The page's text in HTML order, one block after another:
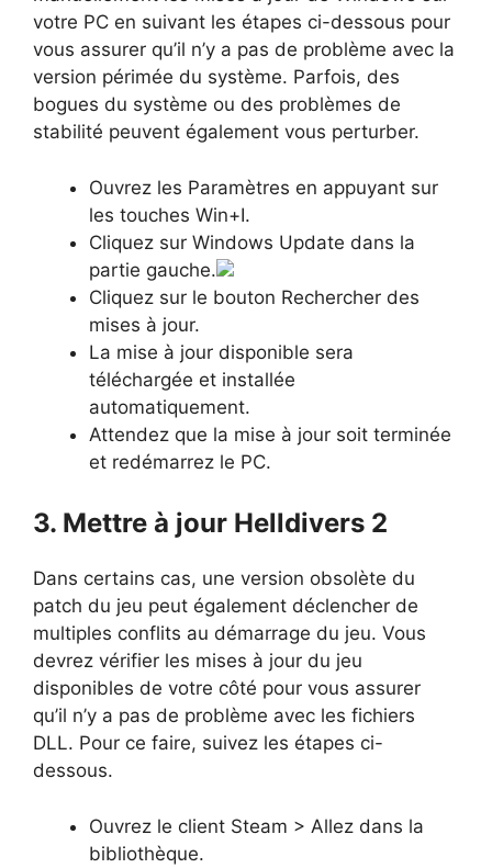
votre PC en suivant les étapes ci-dessous pour
vous assurer qu’il n’y a pas de problème avec la
version périmée du système. Parfois, des
bogues du système ou des problèmes de
stabilité peuvent également vous perturber.
Ouvrez les Paramètres en appuyant sur
les touches Win+I.
Cliquez sur Windows Update dans la
partie gauche.
Cliquez sur le bouton Rechercher des
mises à jour.
La mise à jour disponible sera
téléchargée et installée
automatiquement.
Attendez que la mise à jour soit terminée
et redémarrez le PC.
3. Mettre à jour Helldivers 2
Dans certains cas, une version obsolète du
patch du jeu peut également déclencher de
multiples conflits au démarrage du jeu. Vous
devrez vérifier les mises à jour du jeu
disponibles de votre côté pour vous assurer
qu’il n’y a pas de problème avec les fichiers
DLL. Pour ce faire, suivez les étapes ci-
dessous.
Ouvrez le client Steam > Allez dans la
bibliothèque.